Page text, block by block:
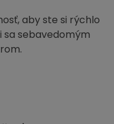
aby ste si rýchlo
sa sebavedomým